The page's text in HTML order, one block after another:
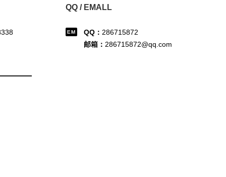
QQ / EMALL
QQ： 286715872
邮箱： 286715872@qq.com